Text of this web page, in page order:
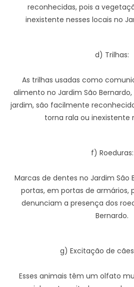
reconhecidas, pois a
inexistente nesses locais no
d) Trilhas:
As trilhas usadas como
alimento no Jardim São
jardim, são facilmente
torna rala ou inexistente
f) Roeduras:
Marcas de dentes no Jardim São
portas, em portas de armários,
denunciam a presença dos
Bernardo.
g) Excitação de
Esses animais têm um olfato